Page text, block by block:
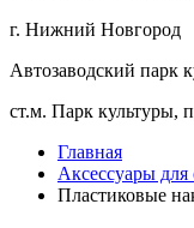
г. Нижний Новгород
Автозаводский парк
ст.м. Парк культуры,
Главная
Аксессуары для
Пластиковые